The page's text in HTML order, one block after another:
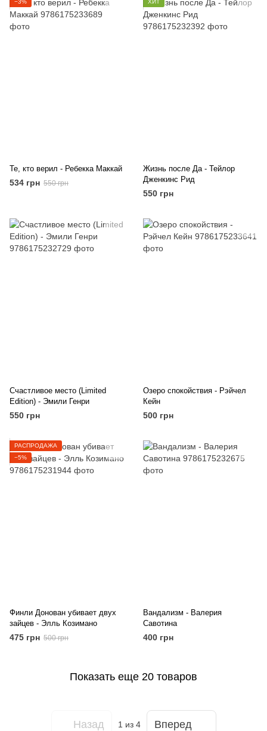
−3%
Те, кто верил - Ребекка Маккай
534 грн 550 грн
ХИТ
Жизнь после Да - Тейлор
Дженкинс Рид
550 грн
Счастливое место (Limited
Edition) - Эмили Генри
550 грн
Озеро спокойствия - Рэйчел
Кейн
500 грн
РАСПРОДАЖА
−5%
Финли Донован убивает двух
зайцев - Элль Козимано
475 грн 500 грн
Вандализм - Валерия
Савотина
400 грн
Показать еще 20 товаров
Назад 1 из 4 Вперед